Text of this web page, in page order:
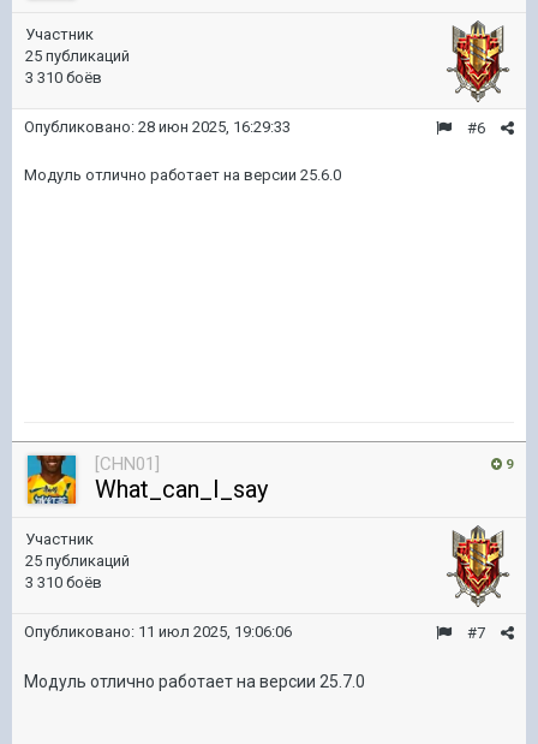
Участник
25 публикаций
3 310 боёв
#6
Опубликовано: 28 июн 2025, 16:29:33
Модуль отлично работает на версии 25.6.0
9
[CHN01]
What_can_I_say
Участник
25 публикаций
3 310 боёв
#7
Опубликовано: 11 июл 2025, 19:06:06
Модуль отлично работает на версии 25.7.0